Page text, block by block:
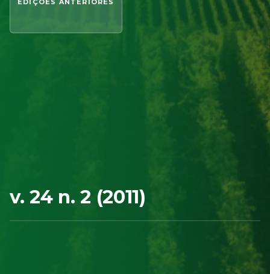
EDIÇÕES ANTERIORES
v. 24 n. 2 (2011)